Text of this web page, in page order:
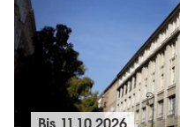
Bis 11.10.2026